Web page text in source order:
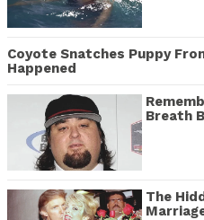
Coyote Snatches Puppy
Happened
Breath
The